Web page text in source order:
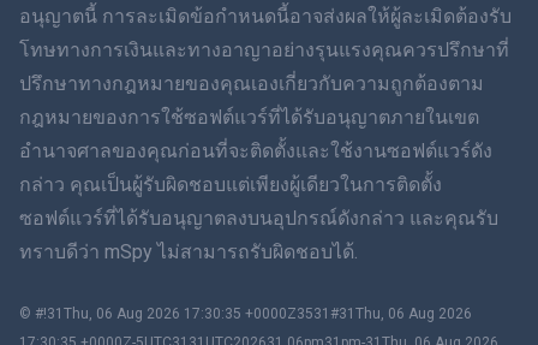
ฮินดี
ภาษาฮีบรู
โรมาเนีย
กรีก
อนุญาตนี้ การละเมิดข้อกำหนดนี้อาจส่งผลให้ผู้ละเมิดต้องรับ
โทษทางการเงินและทางอาญาอย่างรุนแรงคุณควรปรึกษาที่
ปรึกษาทางกฎหมายของคุณเองเกี่ยวกับความถูกต้องตาม
กฎหมายของการใช้ซอฟต์แวร์ที่ได้รับอนุญาตภายในเขต
อำนาจศาลของคุณก่อนที่จะติดตั้งและใช้งานซอฟต์แวร์ดัง
กล่าว คุณเป็นผู้รับผิดชอบแต่เพียงผู้เดียวในการติดตั้ง
ซอฟต์แวร์ที่ได้รับอนุญาตลงบนอุปกรณ์ดังกล่าว และคุณรับ
ทราบดีว่า mSpy ไม่สามารถรับผิดชอบได้.
© #!31Thu, 06 Aug 2026 17:30:35 +0000Z3531#31Thu, 06 Aug 2026